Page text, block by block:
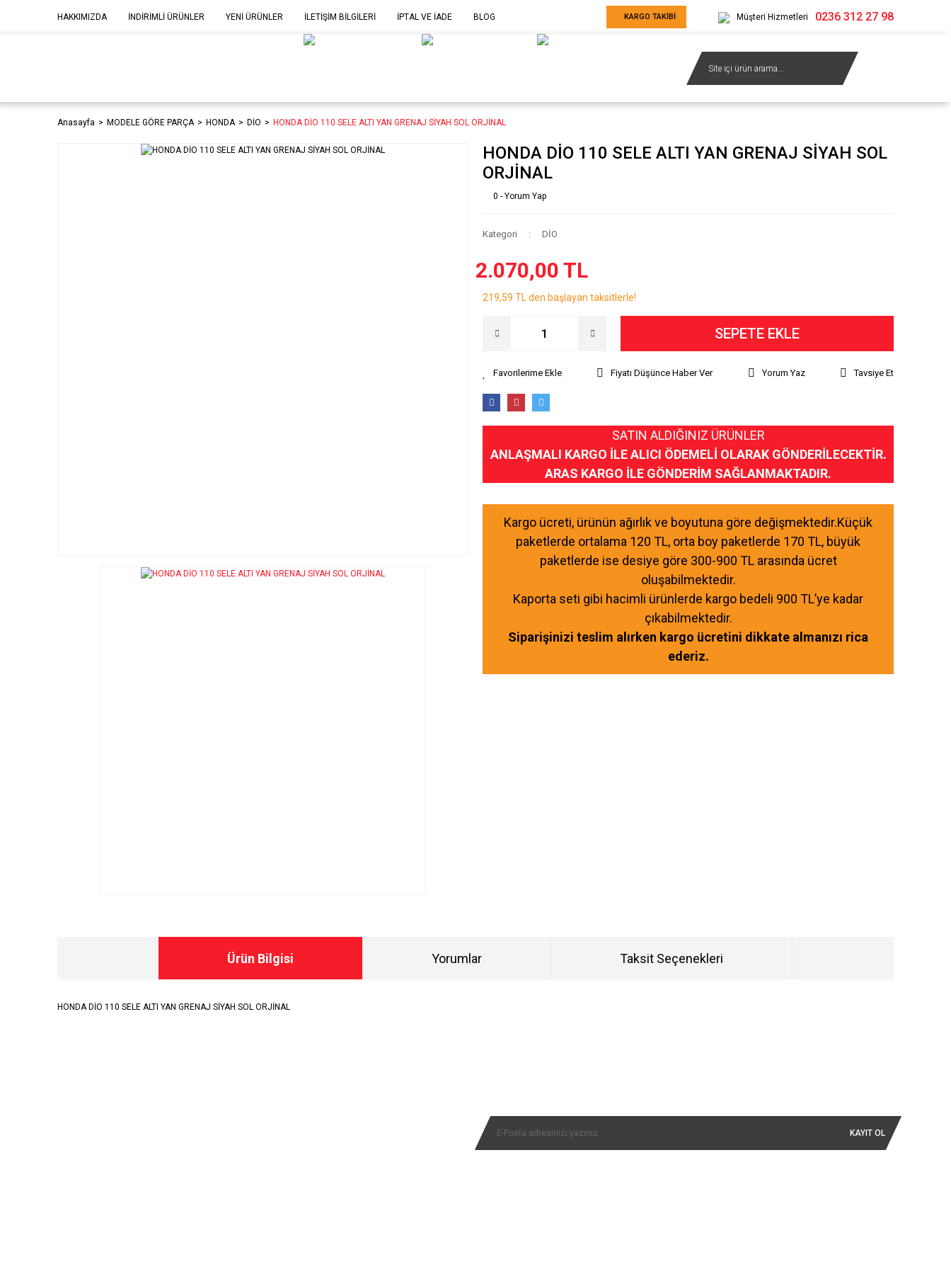
HAKKIMIZDA İNDİRİMLİ ÜRÜNLER YENİ ÜRÜNLER İLETİŞİM BİLGİLERİ İPTAL VE İADE BLOG KARGO TAKİBİ Müşteri Hizmetleri 0236 312 27 98
Anasayfa MODELE GÖRE PARÇA HONDA DİO HONDA DİO 110 SELE ALTI YAN GRENAJ SİYAH SOL ORJİNAL
HONDA DİO 110 SELE ALTI YAN GRENAJ SİYAH SOL
ORJİNAL
0 - Yorum Yap
Kategori DİO
2.070,00 TL
219,59 TL den başlayan taksitlerle!
SEPETE EKLE
Fiyatı Düşünce Haber Ver Yorum Yaz Tavsiye Et
SATIN ALDIĞINIZ ÜRÜNLER
ANLAŞMALI KARGO İLE ALICI ÖDEMELİ OLARAK GÖNDERİLECEKTİR.
ARAS KARGO İLE GÖNDERİM SAĞLANMAKTADIR.
Kargo ücreti, ürünün ağırlık ve boyutuna göre değişmektedir.Küçük
paketlerde ortalama 120 TL, orta boy paketlerde 170 TL, büyük
paketlerde ise desiye göre 300-900 TL arasında ücret
oluşabilmektedir.
Kaporta seti gibi hacimli ürünlerde kargo bedeli 900 TL’ye kadar
çıkabilmektedir.
Siparişinizi teslim alırken kargo ücretini dikkate almanızı rica
ederiz.
Ürün Bilgisi Yorumlar Taksit Seçenekleri
HONDA DİO 110 SELE ALTI YAN GRENAJ SİYAH SOL ORJİNAL
Yorum Yaz KAYIT OL